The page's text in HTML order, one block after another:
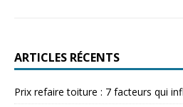
ARTICLES RÉCENTS
Prix refaire toiture : 7 facteurs qui